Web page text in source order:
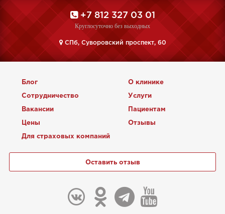
+7 812 327 03 01
Круглосуточно без выходных
CПб, Суворовский проспект, 60
Блог О клинике
Сотрудничество Услуги
Вакансии Пациентам
Цены Отзывы
Для страховых компаний
Оставить отзыв